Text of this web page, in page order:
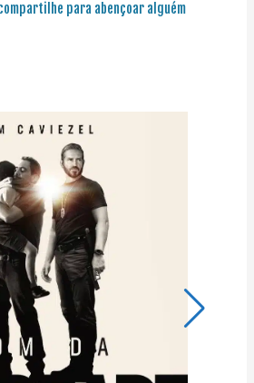
para abençoar alguém